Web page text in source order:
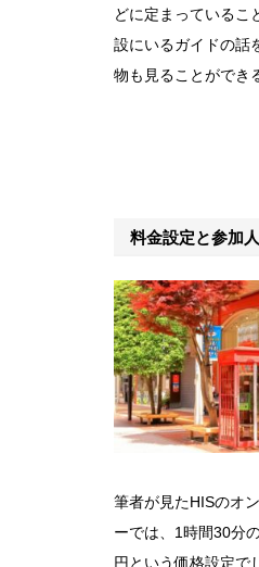
どに定まっているこ
設にいるガイドの話
物も見ることができ
料金設定と参加
筆者が見たHISのオ
ーでは、1時間30分
円という価格設定で